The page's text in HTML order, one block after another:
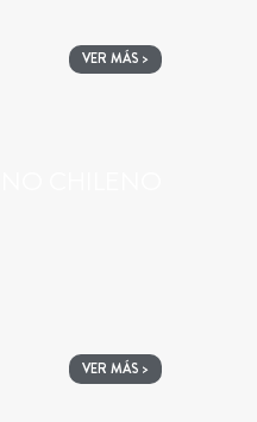
VER MÁS >
VER MÁS >